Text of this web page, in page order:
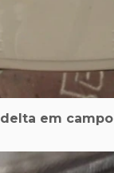
em campo